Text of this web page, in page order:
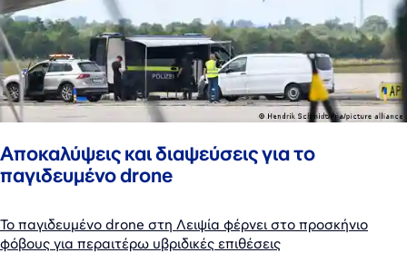
Αποκαλύψεις και διαψεύσεις για το
παγιδευμένο drone
Το παγιδευμένο drone στη Λειψία φέρνει στο προσκήνιο
φόβους για περαιτέρω υβριδικές επιθέσεις